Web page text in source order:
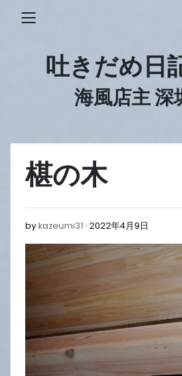
吐きだめ日
海風店主 深
椹の木
bykazeumi31 2022年4月9日
4